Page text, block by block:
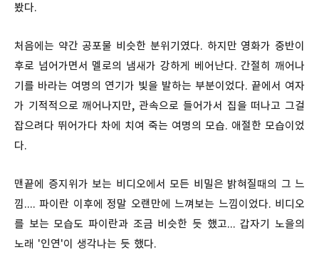
봤다.
처음에는 약간 공포물 비슷한 분위기였다. 하지만 영화가 중반이
후로 넘어가면서 멜로의 냄새가 강하게 베어난다. 간절히 깨어나
기를 바라는 여명의 연기가 빛을 발하는 부분이었다. 끝에서 여자
가 기적적으로 깨어나지만, 관속으로 들어가서 집을 떠나고 그걸
잡으려다 뛰어가다 차에 치여 죽는 여명의 모습. 애절한 모습이었
다.
맨끝에 증지위가 보는 비디오에서 모든 비밀은 밝혀질때의 그 느
낌.... 파이란 이후에 정말 오랜만에 느껴보는 느낌이었다. 비디오
를 보는 모습도 파이란과 조금 비슷한 듯 했고... 갑자기 노을의
노래 '인연'이 생각나는 듯 했다.